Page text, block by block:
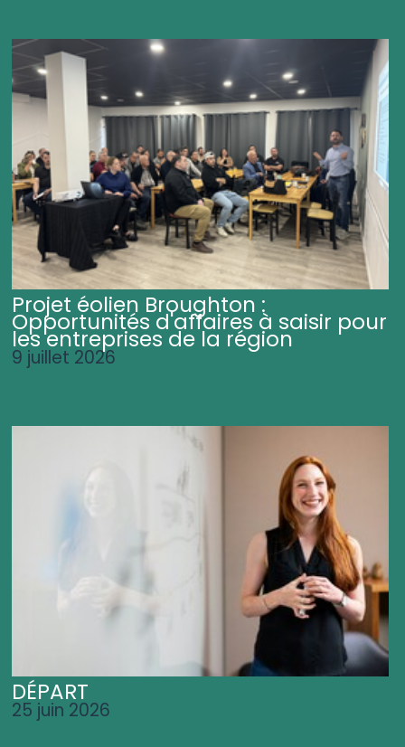
Projet éolien Broughton :
Opportunités d'affaires à saisir pour
les entreprises de la région
9 juillet 2026
DÉPART
25 juin 2026